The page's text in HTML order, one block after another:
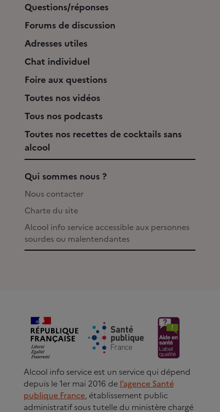
Questions/réponses
Forums de discussion
Adresses utiles
Chat individuel
Foire aux questions
Toutes nos vidéos
Tous nos podcasts
Toutes nos recettes de cocktails sans
alcool
Qui sommes nous ?
Nous contacter
Charte du site
Alcool info service accessible aux personnes
sourdes ou malentendantes
Alcool info service est un service qui dépend
depuis le 1er mai 2016 de l’agence Santé
publique France, établissement public
administratif sous tutelle du ministère chargé